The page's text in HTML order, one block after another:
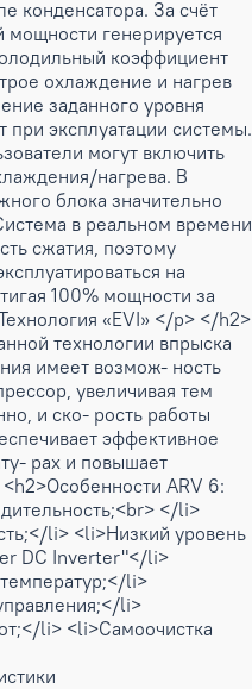
конденсатора. За счёт
мощности генерируется
коэффициент
охлаждение и нагрев
заданного уровня
эксплуатации системы.
могут включить
нагрева. В
блока значительно
в реальном времени
сжатия, поэтому
на
100% мощности за
«EVI» </p> </h2>
технологии впрыска
имеет возмож- ность
увеличивая тем
и ско- рость работы
эффективное
рах и повышает
ARV 6:
</li>
li> <li>Низкий уровень
DC Inverter"</li>
li>
li>
li> <li>Самоочистка